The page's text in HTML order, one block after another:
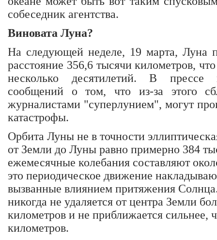
собеседник агентства.
Виновата Луна?
На следующей неделе, 19 марта, Луна
расстояние 356,6 тысячи километров,
несколько десятилетий. В прессе
сообщений о том, что из-за этого
журналистами "суперлунием", могут
катастрофы.
Орбита Луны не в точности
от Земли до Луны равно примерно 384
ежемесячные колебания составляют
это периодическое движение
вызванные влиянием притяжения
никогда не удаляется от центра Земли
километров и не приближается сильнее,
километров.